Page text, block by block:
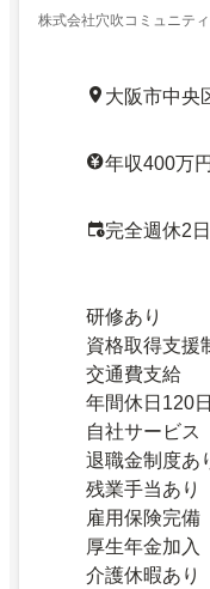
株式会社穴吹コミュニテ
大阪市中央
年収400万
完全週休2
研修あり
資格取得支援
交通費支給
年間休日120
自社サービス
退職金制度あ
残業手当あり
雇用保険完備
厚生年金加入
介護休暇あり